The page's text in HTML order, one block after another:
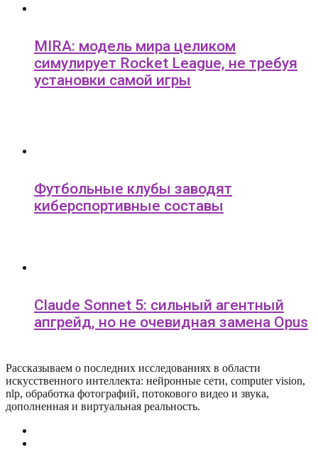
MIRA: модель мира целиком
симулирует Rocket League, не требуя
установки самой игры
Футбольные клубы заводят
киберспортивные составы
Claude Sonnet 5: сильный агентный
апгрейд, но не очевидная замена Opus
Рассказываем о последних исследованиях в области
искусcтвенного интеллекта: нейронные сети, computer vision,
nlp, обработка фотографий, потокового видео и звука,
дополненная и виртуальная реальность.